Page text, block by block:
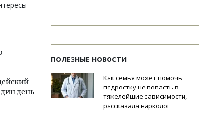
день
ПОЛЕЗНЫЕ НОВОСТИ
Как семья может помочь
подростку не попасть в
тяжелейшие зависимости,
рассказала нарколог